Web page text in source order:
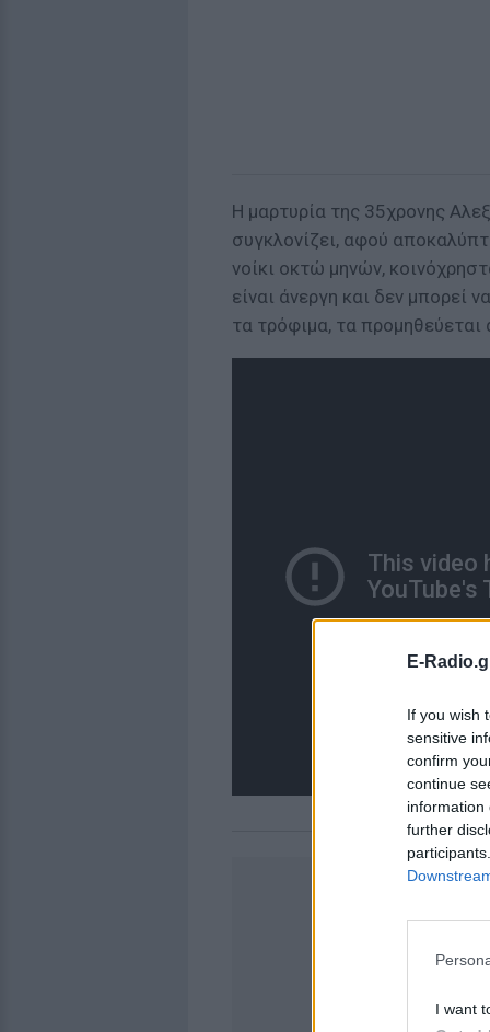
E-
If you wish
sensitive
confirm
continue
information
further
I want
Η μαρτυρία της 35χρονης
συγκλονίζει, αφού
νοίκι οκτώ μηνών,
είναι άνεργη και δεν μπορεί
τα τρόφιμα, τα